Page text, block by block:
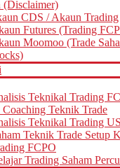
(Disclaimer)
CDS / Akaun Trading
Futures (Trading
Moomoo (Trade
Teknikal Trading
Coaching Teknik Trade
Teknikal Trading
Teknik Trade Setup
FCPO
Trading Saham